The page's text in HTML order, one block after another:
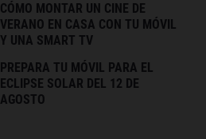
CÓMO MONTAR UN CINE DE
VERANO EN CASA CON TU MÓVIL
Y UNA SMART TV
PREPARA TU MÓVIL PARA EL
ECLIPSE SOLAR DEL 12 DE
AGOSTO